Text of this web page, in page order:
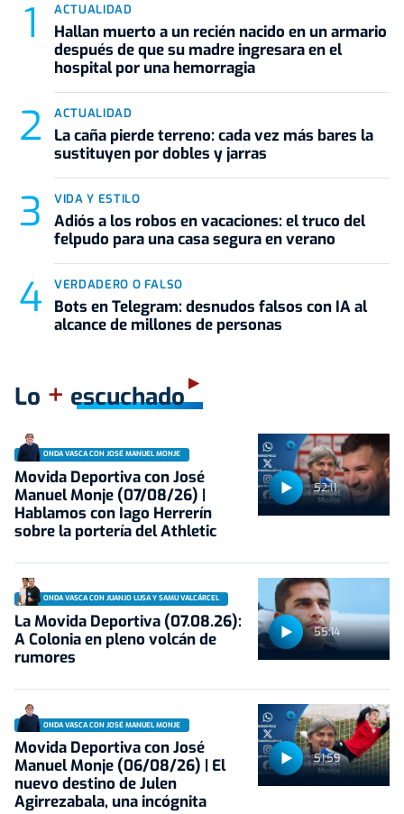
ACTUALIDAD
Hallan muerto a un recién nacido en un armario
después de que su madre ingresara en el
hospital por una hemorragia
ACTUALIDAD
La caña pierde terreno: cada vez más bares la
sustituyen por dobles y jarras
VIDA Y ESTILO
Adiós a los robos en vacaciones: el truco del
felpudo para una casa segura en verano
VERDADERO O FALSO
Bots en Telegram: desnudos falsos con IA al
alcance de millones de personas
Lo + escuchado
52:11
ONDA VASCA CON JOSÉ MANUEL MONJE
Movida Deportiva con José
Manuel Monje (07/08/26) |
Hablamos con Iago Herrerín
sobre la portería del Athletic
55:14
ONDA VASCA CON JUANJO LUSA Y SAMU VALCÁRCEL
La Movida Deportiva (07.08.26):
A Colonia en pleno volcán de
rumores
51:59
ONDA VASCA CON JOSÉ MANUEL MONJE
Movida Deportiva con José
Manuel Monje (06/08/26) | El
nuevo destino de Julen
Agirrezabala, una incógnita